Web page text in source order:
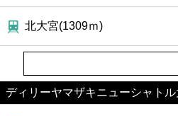
北大宮(1309ｍ)
ディリーヤマザキニューシャト